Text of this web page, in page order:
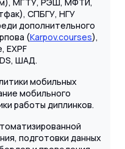
СПБГУ, НГУ
дополнительного
(Karpov.courses),
EXPF
ШАД.
мобильных
мобильного
работы диплинков.
подготовки данных